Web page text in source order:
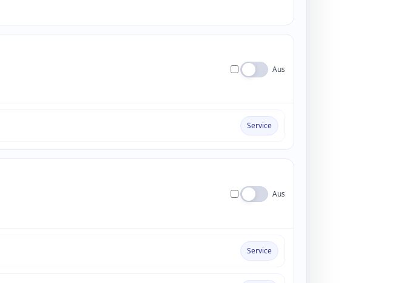
Aus
Service
Aus
Service